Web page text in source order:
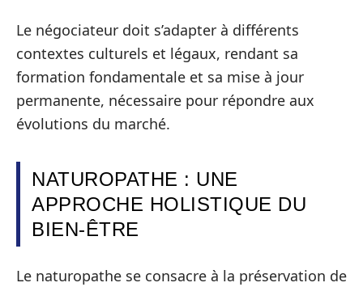
Le négociateur doit s’adapter à différents
contextes culturels et légaux, rendant sa
formation fondamentale et sa mise à jour
permanente, nécessaire pour répondre aux
évolutions du marché.
NATUROPATHE : UNE
APPROCHE HOLISTIQUE DU
BIEN-ÊTRE
Le naturopathe se consacre à la préservation de